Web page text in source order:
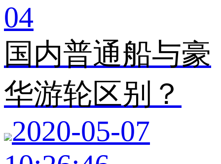
04
国内普通船与豪
华游轮区别？
2020-05-07